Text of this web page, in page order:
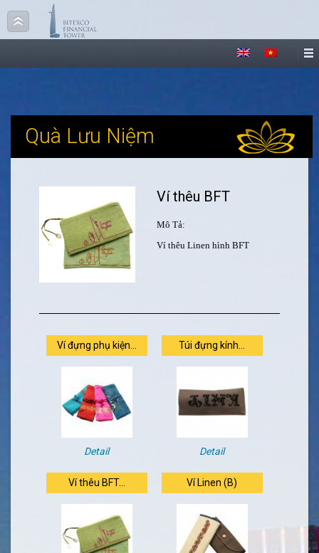
Quà Lưu Niệm
Ví thêu BFT
Mô Tả:
Ví thêu Linen hình BFT
Ví đựng phụ kiện...
Detail
Túi đựng kính...
Detail
Ví thêu BFT... Ví Linen (B)